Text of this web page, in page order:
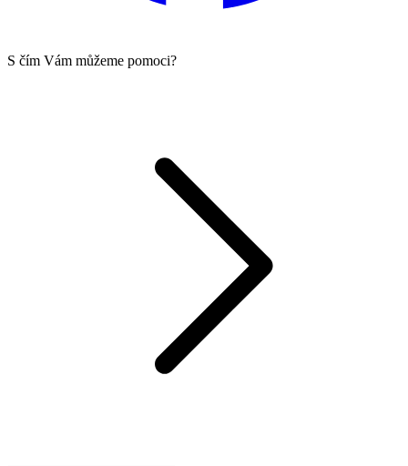
S čím Vám můžeme pomoci?